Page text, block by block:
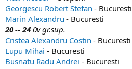
Georgescu Robert Stefan - Bucuresti
Marin Alexandru - Bucuresti
20 -- 24 0v gr.sup.
Cristea Alexandru Costin - Bucuresti
Lupu Mihai - Bucuresti
Busnatu Radu Andrei - Bucuresti